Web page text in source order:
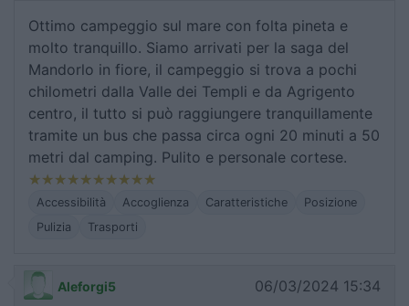
Ottimo campeggio sul mare con folta pineta e
molto tranquillo. Siamo arrivati per la saga del
Mandorlo in fiore, il campeggio si trova a pochi
chilometri dalla Valle dei Templi e da Agrigento
centro, il tutto si può raggiungere tranquillamente
tramite un bus che passa circa ogni 20 minuti a 50
metri dal camping. Pulito e personale cortese.
Accessibilità Accoglienza Caratteristiche
Posizione
Pulizia
Trasporti
Aleforgi5 06/03/2024 15:34